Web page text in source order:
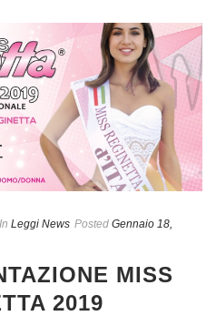
In Leggi News Posted Gennaio 18,
MISS
2019